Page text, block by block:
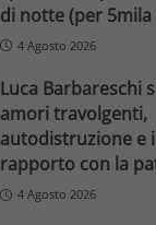
di notte (per 5mila
4 Agosto 2026
Luca Barbareschi
amori travolgenti,
autodistruzione e
rapporto con la
4 Agosto 2026